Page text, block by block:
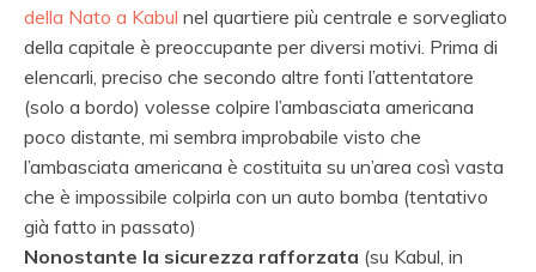
della Nato a Kabul nel quartiere più centrale e sorvegliato
della capitale è preoccupante per diversi motivi. Prima di
elencarli, preciso che secondo altre fonti l’attentatore
(solo a bordo) volesse colpire l’ambasciata americana
poco distante, mi sembra improbabile visto che
l’ambasciata americana è costituita su un’area così vasta
che è impossibile colpirla con un auto bomba (tentativo
già fatto in passato)
Nonostante la sicurezza rafforzata (su Kabul, in